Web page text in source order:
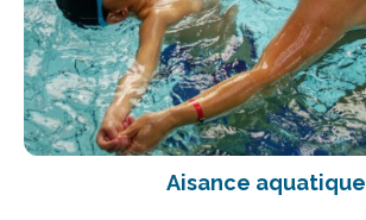
Aisance aquatique